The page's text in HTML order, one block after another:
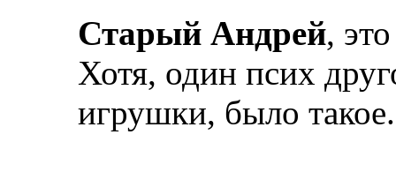
Старый Андрей,
Хотя, один псих
игрушки, было такое.